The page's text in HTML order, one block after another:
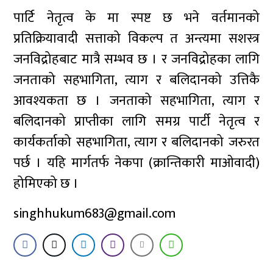
पार्टि नेतृत्व के मा स्पष्ट छ भने वर्तमानको
प्रतिक्रियावादी सत्ताको विकल्प त अन्त्यमा सशस्त्र
जनविद्रोहबाट मात्रै सम्भव छ । र जनविद्रोहका लागि
जनताको सहभागिता, त्याग र बलिदानको उत्तिकै
आवश्यकता छ । जनताको सहभागिता, त्याग र
बलिदानको प्राप्तीका लागि समग्र पार्टी नेतृत्व र
कार्यकर्ताको सहभागिता, त्याग र बलिदानको जरुरत
पर्छ । यहि मार्गतर्फ नेकपा (क्रान्तिकारी माओवादी)
होमिएको छ ।
singhhukum683@gmail.com